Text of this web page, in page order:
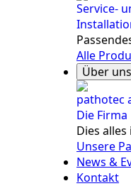
Service-
Alle
Über uns
pathotec
Die Firma
Dies
Unsere
News &
Kontakt